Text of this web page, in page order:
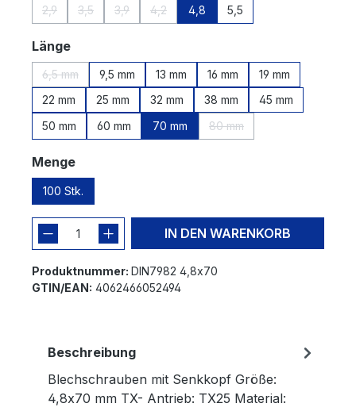
2,9
(Diese Option ist zurzeit nicht verfügbar.)
3,5
(Diese Option ist zurzeit nicht verfügbar.)
3,9
(Diese Option ist zurzeit nicht verfügbar.)
4,2
(Diese Option ist zurzeit nicht verfügbar.)
4,8 5,5
Längeauswählen
6,5 mm
(Diese Option ist zurzeit nicht verfügbar.)
9,5 mm 13 mm 16 mm
19 mm
22 mm
25 mm 32 mm 38 mm
45 mm
50 mm
60 mm 70 mm 80 mm
Mengeauswählen
100 Stk.
IN DEN WARENKORB
Produktnummer: DIN7982 4,8x70
GTIN/EAN: 4062466052494
Beschreibung
Blechschrauben mit Senkkopf Größe:
4,8x70 mm TX- Antrieb: TX25 Material: